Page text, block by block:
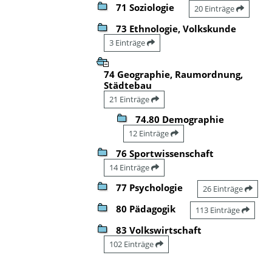
71 Soziologie 20 Einträge
73 Ethnologie, Volkskunde
3 Einträge
74 Geographie, Raumordnung,
Städtebau
21 Einträge
74.80 Demographie
12 Einträge
76 Sportwissenschaft
14 Einträge
77 Psychologie 26 Einträge
80 Pädagogik 113 Einträge
83 Volkswirtschaft
102 Einträge